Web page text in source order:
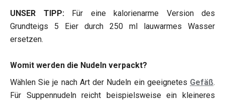
UNSER TIPP:Für eine kalorienarme Version des
Grundteigs 5 Eier durch 250 ml lauwarmes Wasser
ersetzen.
Womit werden die Nudeln verpackt?
Wählen Sie je nach Art der Nudeln ein geeignetes Gefäß.
Für Suppennudeln reicht beispielsweise ein kleineres